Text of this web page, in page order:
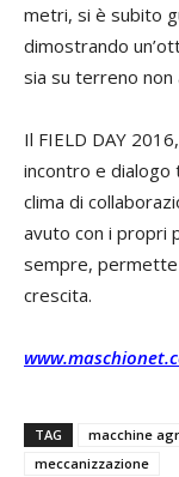
metri, si è subito
dimostrando
sia su terreno non
Il FIELD DAY
incontro e
clima di
avuto con i propri
sempre,
crescita.
TAG macchine
meccanizzazione